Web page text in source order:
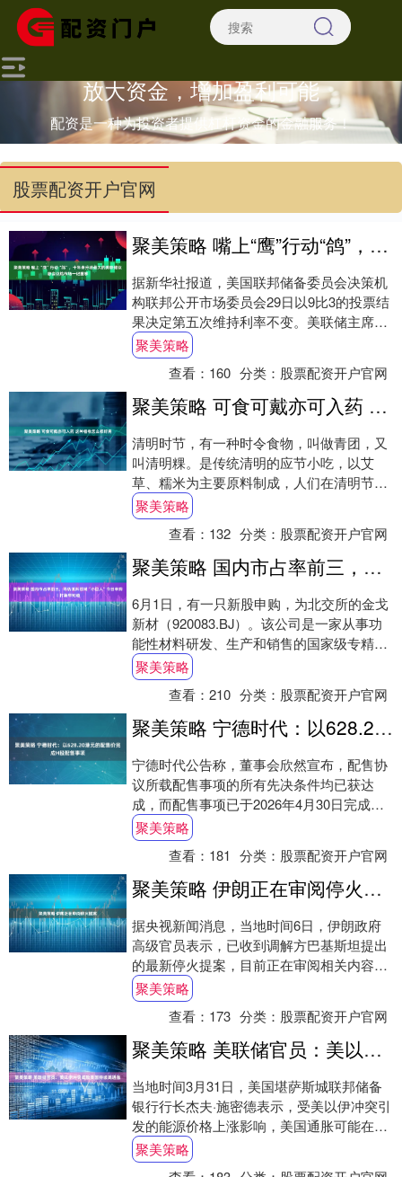
放大资金，增加盈利可能
配资是一种为投资者提供杠杆资金的金融服务！
股票配资开户官网
聚美策略 嘴上“鹰”行动“鸽”，十年来分歧最大的美联储议息会议给市场一记重拳
据新华社报道，美国联邦储备委员会决策机
构联邦公开市场委员会29日以9比3的投票结
果决定第五次维持利率不变。美联储主席凯
文·沃什重申2%的通胀目标“没有任何弹性
空....
聚美策略
查看： 160 分类： 股票配资开户官网
聚美策略 可食可戴亦可入药 这种植物怎么都好用
清明时节，有一种时令食物，叫做青团，又
叫清明粿。是传统清明的应节小吃，以艾
草、糯米为主要原料制成，人们在清明节前
后采摘鲜嫩艾叶，与粳米或糯米混合舂成米
膏，包裹馅....
聚美策略
查看： 132 分类： 股票配资开户官网
聚美策略 国内市占率前三，导热填料领域“小巨人”今日申购丨打新早知道
6月1日，有一只新股申购，为北交所的金戈
新材（920083.BJ）。该公司是一家从事功
能性材料研发、生产和销售的国家级专精特
新“小巨人”企业。 目前，金戈新材拥....
聚美策略
查看：210 分类： 股票配资开户官网
聚美策略 宁德时代：以628.20港元的配售价完成H股配售事项
宁德时代公告称，董事会欣然宣布，配售协
议所载配售事项的所有先决条件均已获达
成，而配售事项已于2026年4月30日完成。
合共62,385,000股新H股（相当于经....
聚美策略
查看： 181 分类： 股票配资开户官网
聚美策略 伊朗正在审阅停火提案
据央视新闻消息，当地时间6日，伊朗政府
高级官员表示，已收到调解方巴基斯坦提出
的最新停火提案，目前正在审阅相关内容。
该官员表示，伊朗不会接受设定最后期限或
施加压....
聚美策略
查看： 173 分类： 股票配资开户官网
聚美策略 美联储官员：美以伊冲突或致美国持续高通胀
当地时间3月31日，美国堪萨斯城联邦储备
银行行长杰夫·施密德表示，受美以伊冲突引
发的能源价格上涨影响，美国通胀可能在较
高水平维持更长时间，接近3%。 施密德指
出....
聚美策略